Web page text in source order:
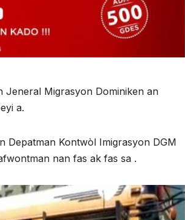
Jeneral Migrasyon Dominiken an
a.
Depatman Kontwòl Imigrasyon DGM
nan fas ak fas sa .